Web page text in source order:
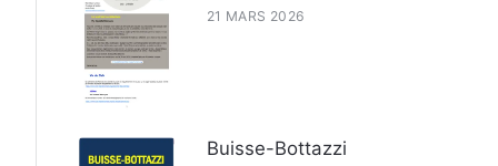
21 MARS 2026
Buisse-Bottazzi